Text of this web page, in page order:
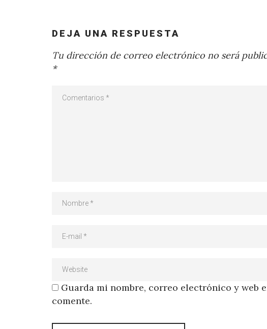
DEJA UNA RESPUESTA
Tu dirección de correo electrónico no será
*
Guarda mi nombre, correo electrónico y web
comente.